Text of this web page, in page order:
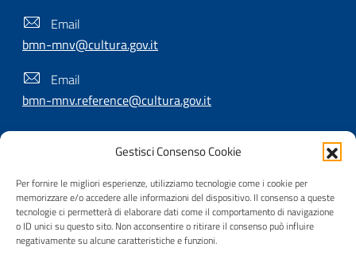
Gestisci Consenso Cookie
Per fornire le migliori esperienze, utilizziamo tecnologie come i cookie per
memorizzare e/o accedere alle informazioni del dispositivo. Il consenso a queste
tecnologie ci permetterà di elaborare dati come il comportamento di navigazione
o ID unici su questo sito. Non acconsentire o ritirare il consenso può influire
negativamente su alcune caratteristiche e funzioni.
Email
bmn-mnv@cultura.gov.it
Email
bmn-mnv.reference@cultura.gov.it
Useful Links Section
Privacy | Cookie policy | Contatti |